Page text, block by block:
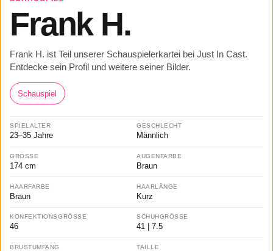
Frank H.
Frank H. ist Teil unserer Schauspielerkartei bei Just In Cast.
Entdecke sein Profil und weitere seiner Bilder.
Schauspiel
SPIELALTER
23–35 Jahre
GESCHLECHT
Männlich
GRÖSSE
174 cm
AUGENFARBE
Braun
HAARFARBE
Braun
HAARLÄNGE
Kurz
KONFEKTIONSGRÖSSE
46
SCHUHGRÖSSE
41 | 7.5
BRUSTUMFANG TAILLE